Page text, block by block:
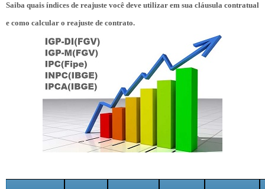
Saiba quais índices de reajuste você deve utilizar em sua cláusula contratual
e como calcular o reajuste de contrato.